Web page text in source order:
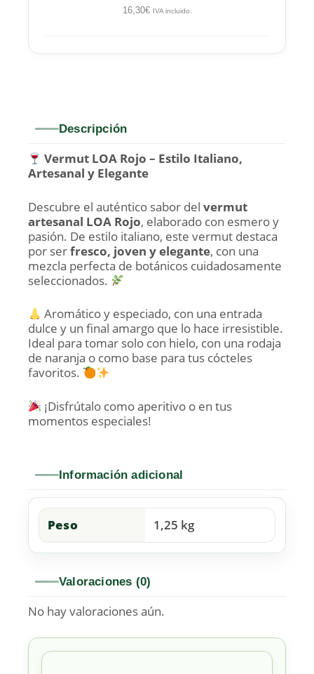
16,30€ IVA incluido.
Descripción
Vermut LOA Rojo – Estilo Italiano,
Artesanal y Elegante
Descubre el auténtico sabor del vermut
artesanal LOA Rojo, elaborado con esmero y
pasión. De estilo italiano, este vermut destaca
por serfresco, joven y elegante, con una
mezcla perfecta de botánicos cuidadosamente
seleccionados.
Aromático y especiado, con una entrada
dulce y un final amargo que lo hace irresistible.
Ideal para tomar solo con hielo, con una rodaja
de naranja o como base para tus cócteles
favoritos.
¡Disfrútalo como aperitivo o en tus
momentos especiales!
Información adicional
Peso 1,25 kg
Valoraciones (0)
No hay valoraciones aún.